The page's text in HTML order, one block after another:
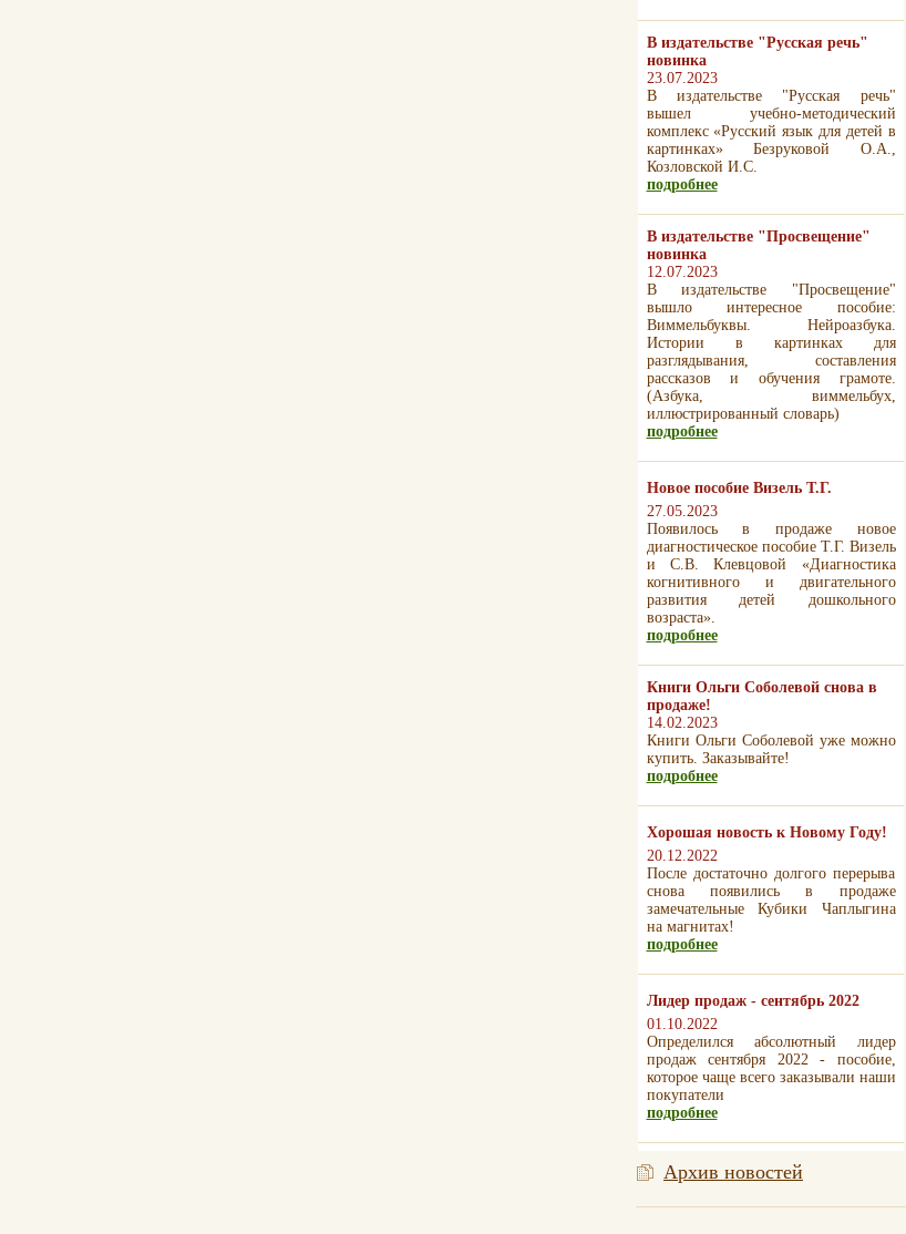
В издательстве "Русская речь"
новинка
23.07.2023
В издательстве "Русская речь"
вышел учебно-методический
комплекс «Русский язык для детей в
картинках» Безруковой О.А.,
Козловской И.С.
подробнее
В издательстве "Просвещение"
новинка
12.07.2023
В издательстве "Просвещение"
вышло интересное пособие:
Виммельбуквы. Нейроазбука.
Истории в картинках для
разглядывания, составления
рассказов и обучения грамоте.
(Азбука, виммельбух,
иллюстрированный словарь)
подробнее
Новое пособие Визель Т.Г.
27.05.2023
Появилось в продаже новое
диагностическое пособие Т.Г. Визель
и С.В. Клевцовой «Диагностика
когнитивного и двигательного
развития детей дошкольного
возраста».
подробнее
Книги Ольги Соболевой снова в
продаже!
14.02.2023
Книги Ольги Соболевой уже можно
купить. Заказывайте!
подробнее
Хорошая новость к Новому Году!
20.12.2022
После достаточно долгого перерыва
снова появились в продаже
замечательные Кубики Чаплыгина
на магнитах!
подробнее
Лидер продаж - сентябрь 2022
01.10.2022
Определился абсолютный лидер
продаж сентября 2022 - пособие,
которое чаще всего заказывали наши
покупатели
подробнее
Архив новостей